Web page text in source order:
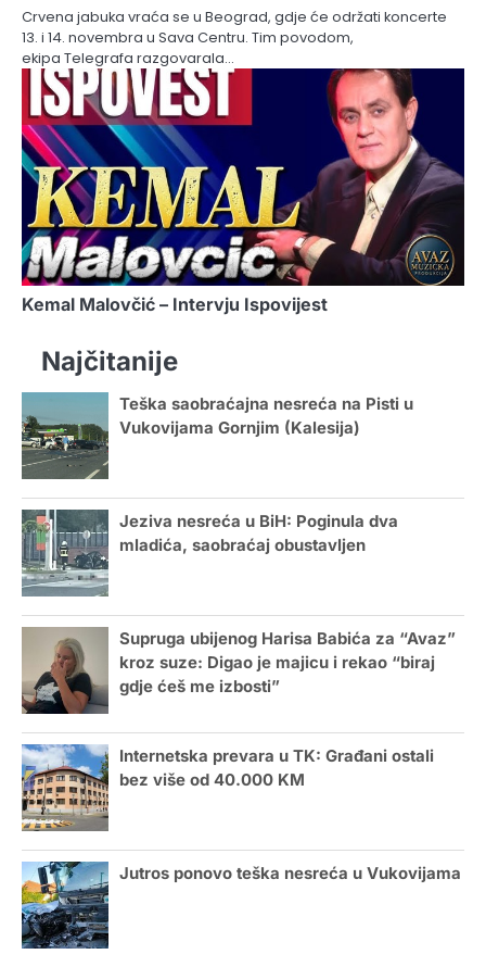
Crvena jabuka vraća se u Beograd, gdje će održati koncerte
13. i 14. novembra u Sava Centru. Tim povodom,
ekipa Telegrafa razgovarala…
Kemal Malovčić – Intervju Ispovijest
Najčitanije
Teška saobraćajna nesreća na Pisti u
Vukovijama Gornjim (Kalesija)
Jeziva nesreća u BiH: Poginula dva
mladića, saobraćaj obustavljen
Supruga ubijenog Harisa Babića za “Avaz”
kroz suze: Digao je majicu i rekao “biraj
gdje ćeš me izbosti”
Internetska prevara u TK: Građani ostali
bez više od 40.000 KM
Jutros ponovo teška nesreća u Vukovijama